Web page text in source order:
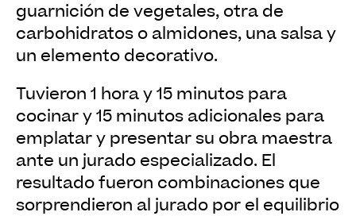
guarnición de vegetales, otra de
carbohidratos o almidones, una salsa y
un elemento decorativo.
Tuvieron 1 hora y 15 minutos para
cocinar y 15 minutos adicionales para
emplatar y presentar su obra maestra
ante un jurado especializado. El
resultado fueron combinaciones que
sorprendieron al jurado por el equilibrio